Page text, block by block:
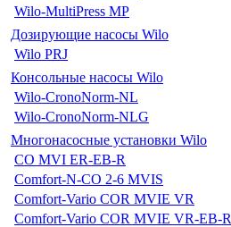
Wilo-MultiPress MP
Дозирующие насосы Wilo
Wilo PRJ
Консольные насосы Wilo
Wilo-CronoNorm-NL
Wilo-CronoNorm-NLG
Многонасосные установки Wilo
CO MVI ER-EB-R
Comfort-N-CO 2-6 MVIS
Comfort-Vario COR MVIE VR
Comfort-Vario COR MVIE VR-EB-R